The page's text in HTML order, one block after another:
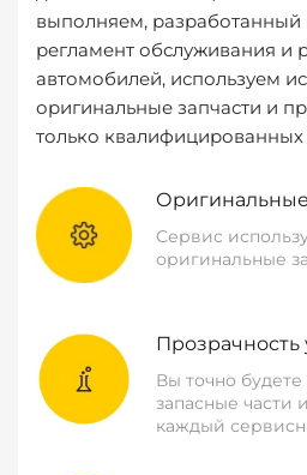
выполняем, разработанный
регламент обслуживания и
автомобилей, используем
оригинальные запчасти и
только
Сервис
оригинальные
Прозрачность
Вы точно
запасные части
каждый